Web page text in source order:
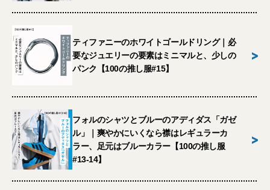
ティファニーのホワイトゴールドリング｜必
要なジュエリーの要素はミニマルと、少しの
パンク【100の推し服#15】
>
フォルのシャツとブルーのアディダス「ガゼ
ル」｜爽やかにいくなら襟はレギュラーカ
ラー、足元はブルーカラー【100の推し服
#13-14】
>